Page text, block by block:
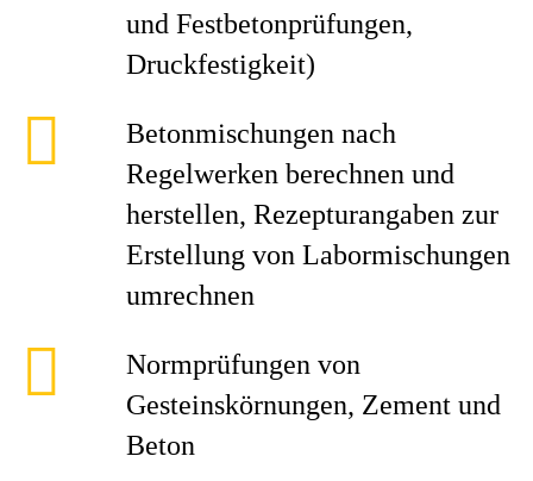
und Festbetonprüfungen,
Druckfestigkeit)
Betonmischungen nach
Regelwerken berechnen und
herstellen, Rezepturangaben zur
Erstellung von Labormischungen
umrechnen
Normprüfungen von
Gesteinskörnungen, Zement und
Beton